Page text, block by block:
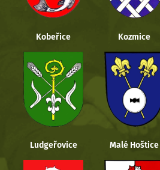
Kobeřice Kozmice
Ludgeřovice Malé Hoštice